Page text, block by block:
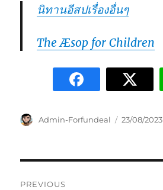
นิทานอีสปเรื่องอื่นๆ
The Æsop for Children
Admin-Forfundeal 23/08/2023
PREVIOUS